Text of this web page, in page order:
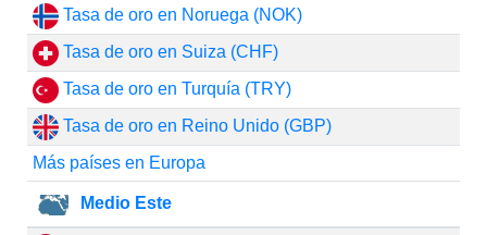
Tasa de oro en Noruega (NOK)
Tasa de oro en Suiza (CHF)
Tasa de oro en Turquía (TRY)
Tasa de oro en Reino Unido (GBP)
Más países en Europa
Medio Este